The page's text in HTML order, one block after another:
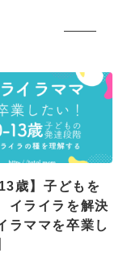
歳】子どもを
イライラを解決
ラママを卒業し